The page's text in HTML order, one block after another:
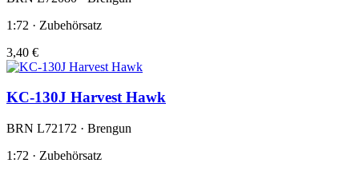
1:72 · Zubehörsatz
3,40 €
KC-130J Harvest Hawk
BRN L72172 · Brengun
1:72 · Zubehörsatz